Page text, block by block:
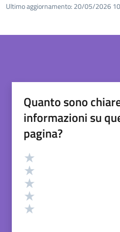
Ultimo aggiornamento: 20/05/2026
Quanto sono
informazioni su
pagina?
Valutazione